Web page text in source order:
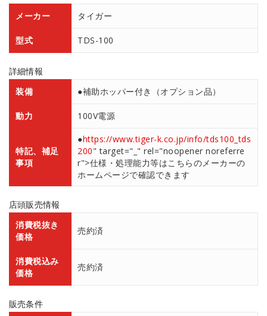
メーカー
タイガー
型式 TDS-100
詳細情報
装備
●補助ホッパー付き（オプション品）
動力 100V電源
特記、補足
事項
●https://www.tiger-k.co.jp/info/tds100_tds
200" target="_" rel="noopener noreferre
r">仕様・処理能力等はこちらのメーカーの
ホームページで確認できます
店頭販売情報
消費税抜き
価格
売約済
消費税込み
価格
売約済
販売条件